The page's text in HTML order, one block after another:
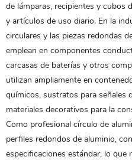
de lámparas, recipientes y cubos
y artículos de uso diario. En la
circulares y las piezas redondas
emplean en componentes
carcasas de baterías y otros
utilizan ampliamente en
químicos, sustratos para señales
materiales decorativos para la
Como profesional círculo de
perfiles redondos de aluminio,
especificaciones estándar, lo que